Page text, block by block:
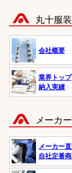
丸十服
会社概要
業界トップ
納入実績
メーカ
メーカー
自社定番